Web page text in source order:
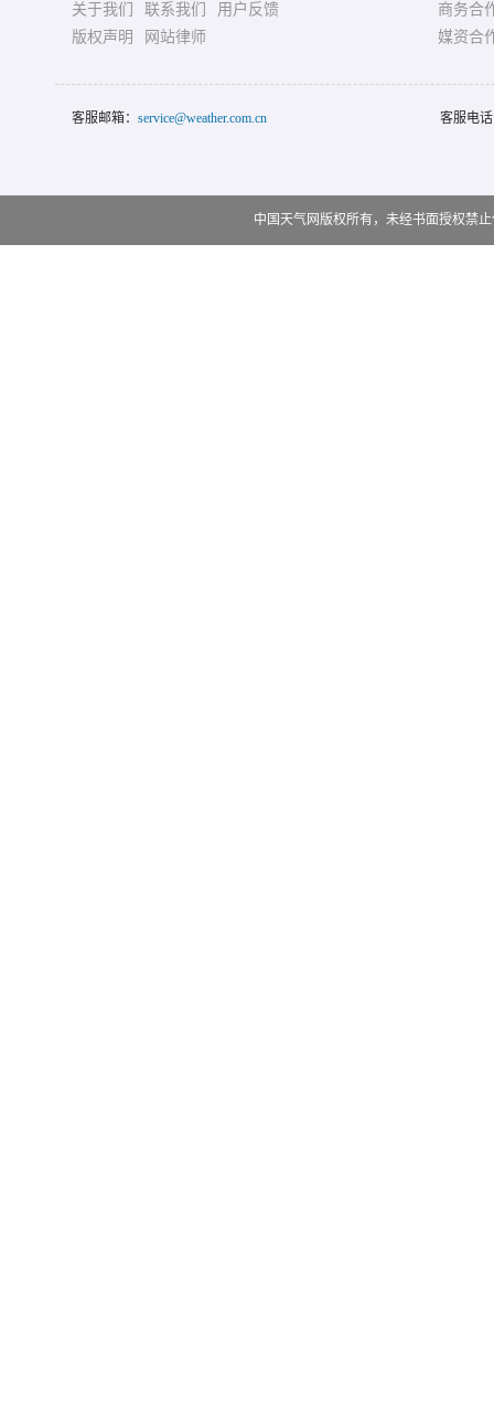
关于我们 联系我们
用户反馈
版权声明
网站律师
商务合
媒资合
客服邮箱： service@weather.com.cn 客服电
中国天气网版权所有，未经书面授权